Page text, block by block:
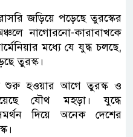
জড়িয়ে পড়েছে তুরস্কের
নাগোরনো-কারাবাখকে
মধ্যে যে যুদ্ধ চলছে,
তুরস্ক।
শুরু হওয়ার আগে তুরস্ক ও
যৌথ মহড়া। যুদ্ধে
দিয়ে অনেক দেশের